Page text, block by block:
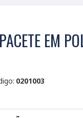
EM
0201003